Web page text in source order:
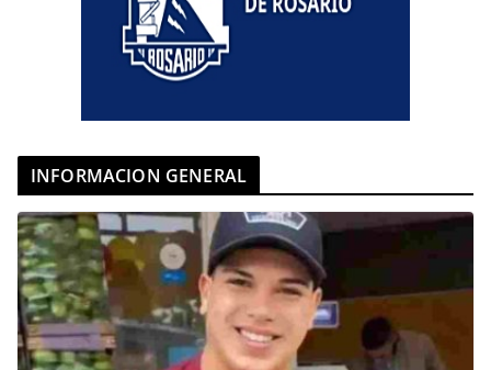
INFORMACION GENERAL